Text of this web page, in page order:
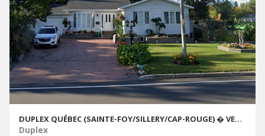
DUPLEX QUÉBEC (SAINTE-FOY/SILLERY/CAP-ROUGE) � VENDRE
Duplex